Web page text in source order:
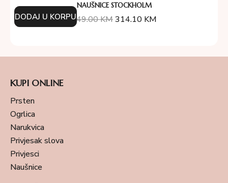
NAUŠNICE STOCKHOLM
349.00KM314.10 KM
DODAJ U KORPU
KUPI ONLINE
Prsten
Ogrlica
Narukvica
Privjesak slova
Privjesci
Naušnice